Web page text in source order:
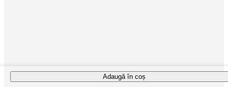
Adaugă în coș